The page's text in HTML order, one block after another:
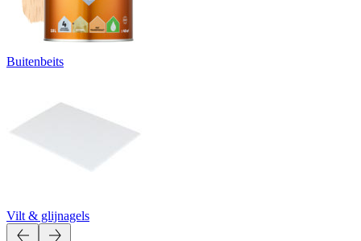
Buitenbeits
Vilt & glijnagels